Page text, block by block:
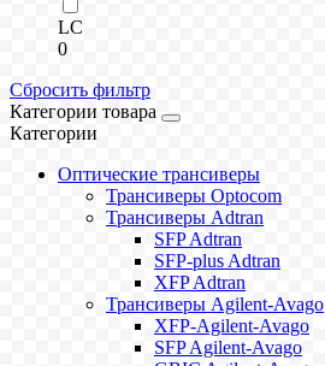
LC
0
Сбросить фильтр
Категории товара
Категории
Оптические трансиверы
Трансиверы Optocom
Трансиверы Adtran
SFP Adtran
SFP-plus Adtran
XFP Adtran
Трансиверы Agilent-Avago
XFP-Agilent-Avago
SFP Agilent-Avago